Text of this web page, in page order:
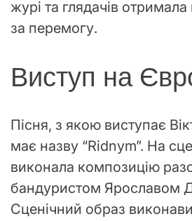
журі та глядачів
за перемогу.
Виступ на
Пісня, з якою виступає
має назву “Ridnym”. На
виконала композицію
бандуристом Ярославом
Сценічний образ